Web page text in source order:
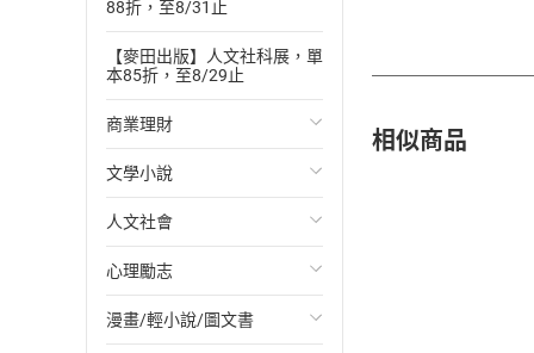
88折，至8/31止
【麥田出版】人文社科展，單
本85折，至8/29止
商業理財
投資理財
經濟/趨勢
財務/金融
管理/領導
文學小說
歐美文學
日本文學
韓國文學
人文社會
國際關係
政治
心理勵志
心靈成長/情緒
漫畫/輕小說/圖文書
相似商品